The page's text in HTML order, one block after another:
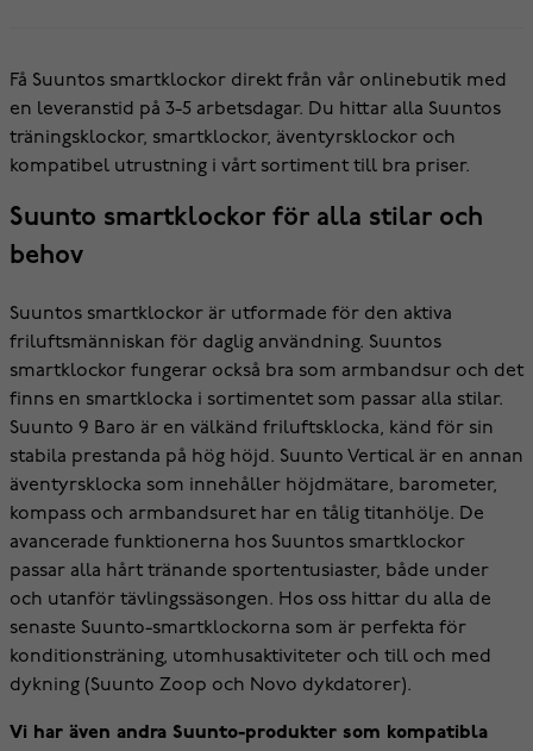
Få Suuntos smartklockor direkt från vår onlinebutik med
en leveranstid på 3-5 arbetsdagar. Du hittar alla Suuntos
träningsklockor, smartklockor, äventyrsklockor och
kompatibel utrustning i vårt sortiment till bra priser.
Suunto smartklockor för alla stilar och
behov
Suuntos smartklockor är utformade för den aktiva
friluftsmänniskan för daglig användning. Suuntos
smartklockor fungerar också bra som armbandsur och det
finns en smartklocka i sortimentet som passar alla stilar.
Suunto 9 Baro är en välkänd friluftsklocka, känd för sin
stabila prestanda på hög höjd. Suunto Vertical är en annan
äventyrsklocka som innehåller höjdmätare, barometer,
kompass och armbandsuret har en tålig titanhölje. De
avancerade funktionerna hos Suuntos smartklockor
passar alla hårt tränande sportentusiaster, både under
och utanför tävlingssäsongen. Hos oss hittar du alla de
senaste Suunto-smartklockorna som är perfekta för
konditionsträning, utomhusaktiviteter och till och med
dykning (Suunto Zoop och Novo dykdatorer).
Vi har även andra Suunto-produkter som kompatibla